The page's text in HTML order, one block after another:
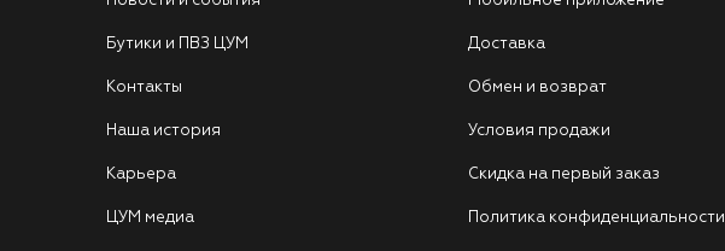
Бутики и ПВЗ ЦУМ
Контакты
Наша история
Карьера
ЦУМ медиа
Доставка
Обмен и возврат
Условия продажи
Скидка на первый заказ
Политика конфиденциальности